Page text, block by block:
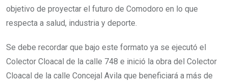
objetivo de proyectar el futuro de Comodoro en lo que
respecta a salud, industria y deporte.
Se debe recordar que bajo este formato ya se ejecutó el
Colector Cloacal de la calle 748 e inició la obra del Colector
Cloacal de la calle Concejal Avila que beneficiará a más de